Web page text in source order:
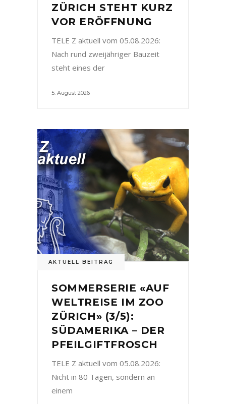
ZÜRICH STEHT KURZ
VOR ERÖFFNUNG
TELE Z aktuell vom 05.08.2026:
Nach rund zweijähriger Bauzeit
steht eines der
5. August 2026
AKTUELL BEITRAG
SOMMERSERIE «AUF
WELTREISE IM ZOO
ZÜRICH» (3/5):
SÜDAMERIKA – DER
PFEILGIFTFROSCH
TELE Z aktuell vom 05.08.2026:
Nicht in 80 Tagen, sondern an
einem